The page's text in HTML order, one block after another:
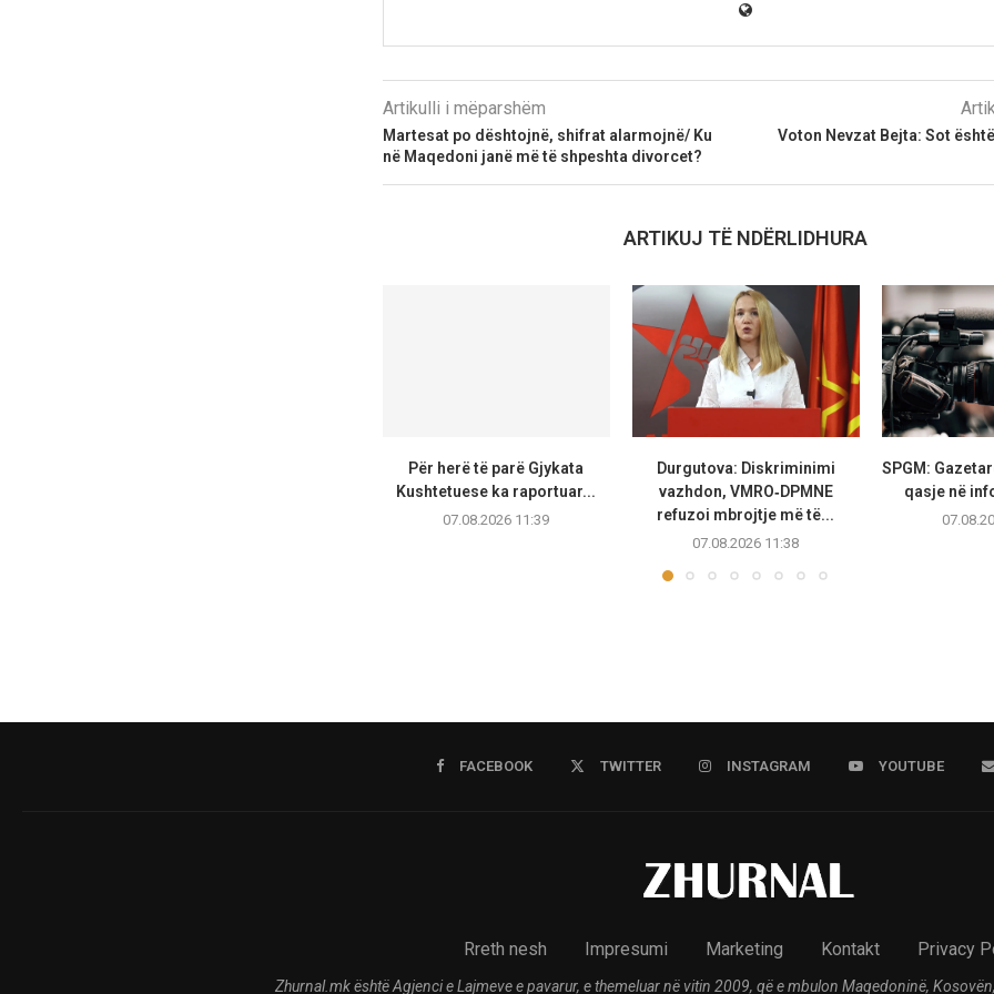
Artikulli i mëparshëm
Martesat po dështojnë, shifrat alarmojnë/ Ku
në Maqedoni janë më të shpeshta divorcet?
Voton Nevzat Bejta: Sot
ARTIKUJ TË NDËRLIDHURA
Për herë të parë Gjykata
Kushtetuese ka raportuar...
07.08.2026 11:39
Durgutova: Diskriminimi
vazhdon, VMRO‑DPMNE
refuzoi mbrojtje më të...
07.08.2026 11:38
SPGM:
qasje në
FACEBOOK TWITTER INSTAGRAM YOUTUBE
Rreth nesh Impresumi Marketing Kontakt Privacy
Zhurnal.mk është Agjenci e Lajmeve e pavarur, e themeluar në vitin 2009, që e mbulon Maqedoninë,